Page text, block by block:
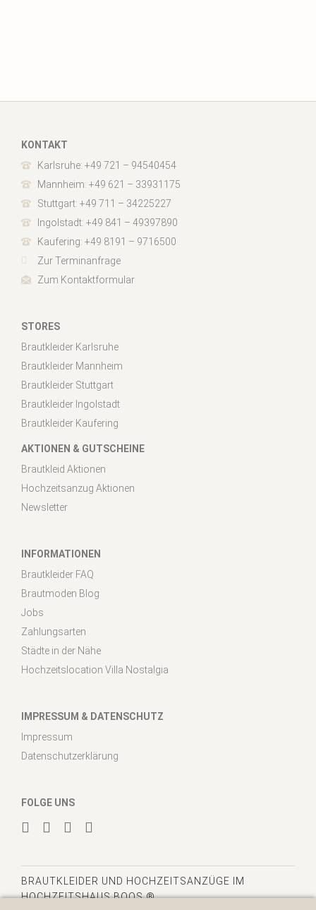
KONTAKT
Karlsruhe: +49 721 – 94540454
Mannheim: +49 621 – 33931175
Stuttgart: +49 711 – 34225227
Ingolstadt: +49 841 – 49397890
Kaufering: +49 8191 – 9716500
Zur Terminanfrage
Zum Kontaktformular
STORES
Brautkleider Karlsruhe
Brautkleider Mannheim
Brautkleider Stuttgart
Brautkleider Ingolstadt
Brautkleider Kaufering
AKTIONEN & GUTSCHEINE
Brautkleid Aktionen
Hochzeitsanzug Aktionen
Newsletter
INFORMATIONEN
Brautkleider FAQ
Brautmoden Blog
Jobs
Zahlungsarten
Städte in der Nähe
Hochzeitslocation Villa Nostalgia
IMPRESSUM & DATENSCHUTZ
Impressum
Datenschutzerklärung
FOLGE UNS
BRAUTKLEIDER UND HOCHZEITSANZÜGE IM
HOCHZEITSHAUS BOOS ®